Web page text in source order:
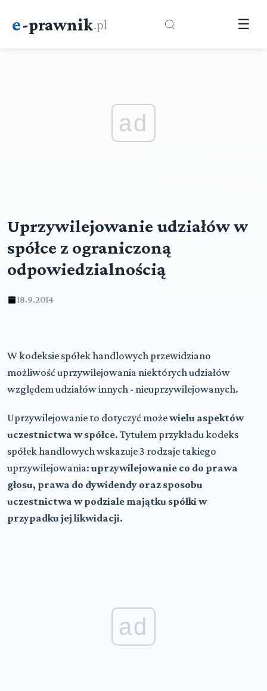
e-prawnik.pl ☰
ad
Uprzywilejowanie udziałów w
spółce z ograniczoną
odpowiedzialnością
18.9.2014
W kodeksie spółek handlowych przewidziano
możliwość uprzywilejowania niektórych udziałów
względem udziałów innych - nieuprzywilejowanych.
Uprzywilejowanie to dotyczyć możewielu aspektów
uczestnictwa w spółce. Tytułem przykładu kodeks
spółek handlowych wskazuje 3 rodzaje takiego
uprzywilejowania:uprzywilejowanie co do prawa
głosu, prawa do dywidendy oraz sposobu
uczestnictwa w podziale majątku spółki w
przypadku jej likwidacji.
ad